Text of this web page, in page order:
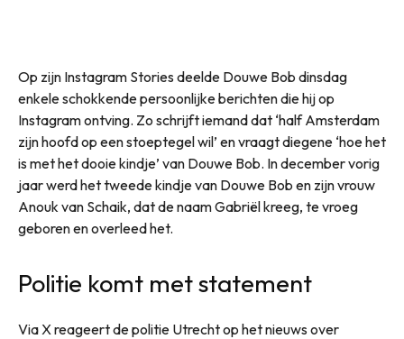
Op zijn Instagram Stories deelde Douwe Bob dinsdag
enkele schokkende persoonlijke berichten die hij op
Instagram ontving. Zo schrijft iemand dat ‘half Amsterdam
zijn hoofd op een stoeptegel wil’ en vraagt diegene ‘hoe het
is met het dooie kindje’ van Douwe Bob. In december vorig
jaar werd het tweede kindje van Douwe Bob en zijn vrouw
Anouk van Schaik, dat de naam Gabriël kreeg, te vroeg
geboren en overleed het.
Politie komt met statement
Via X reageert de politie Utrecht op het nieuws over